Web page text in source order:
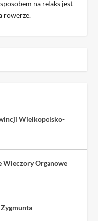
na relaks jest
rowerze.
Wielkopolsko-
Wieczory Organowe
Zygmunta